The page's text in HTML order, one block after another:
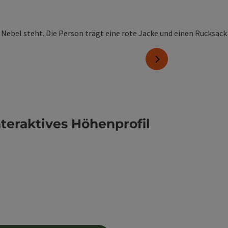
nächstes Element
Höhenprofil